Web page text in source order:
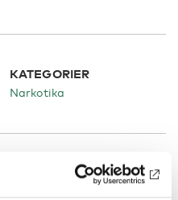
KATEGORIER
Narkotika